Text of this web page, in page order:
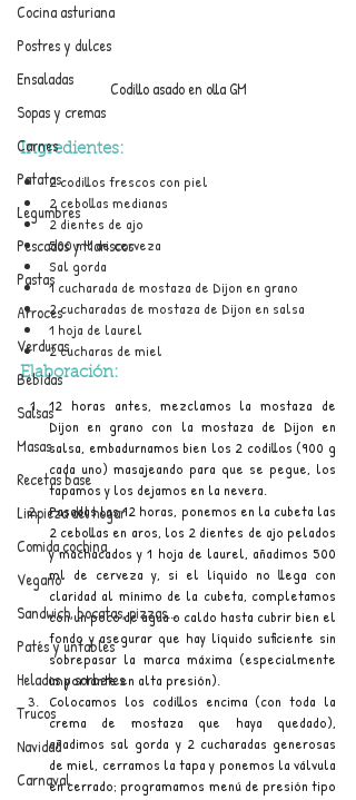
Cocina asturiana
Postres y dulces
Ensaladas
Sopas y cremas
Carnes
Patatas
Legumbres
Pescados y Mariscos
Pastas
Arroces
Verduras
Bebidas
Salsas
Masas
Recetas base
Limpieza del hogar
Comida cochina
Vegano
Sandwich, bocatas, pizzas...
Patés y untables
Helados y sorbetes
Trucos
Navidad
Carnaval
Codillo asado en olla GM
Ingredientes:
2 codillos frescos con piel
2 cebollas medianas
2 dientes de ajo
500 ml de cerveza
Sal gorda
1 cucharada de mostaza de Dijon en grano
2 cucharadas de mostaza de Dijon en salsa
1 hoja de laurel
2 cucharas de miel
Elaboración:
12 horas antes, mezclamos la mostaza de
Dijon en grano con la mostaza de Dijon en
salsa, embadurnamos bien los 2 codillos (900 g
cada uno) masajeando para que se pegue, los
tapamos y los dejamos en la nevera.
Pasadas las 12 horas, ponemos en la cubeta las
2 cebollas en aros, los 2 dientes de ajo pelados
y machacados y 1 hoja de laurel, añadimos 500
ml de cerveza y, si el líquido no llega con
claridad al mínimo de la cubeta, completamos
con un poco de agua o caldo hasta cubrir bien el
fondo y asegurar que hay líquido suficiente sin
sobrepasar la marca máxima (especialmente
importante en alta presión).
Colocamos los codillos encima (con toda la
crema de mostaza que haya quedado),
añadimos sal gorda y 2 cucharadas generosas
de miel, cerramos la tapa y ponemos la válvula
en cerrado; programamos menú de presión tipo